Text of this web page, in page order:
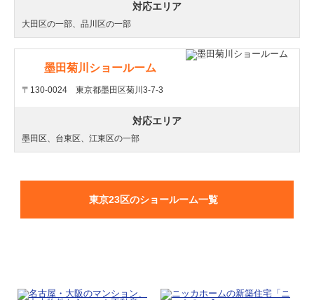
対応エリア
大田区の一部、品川区の一部
墨田菊川ショールーム
〒130-0024 東京都墨田区菊川3-7-3
対応エリア
墨田区、台東区、江東区の一部
東京23区のショールーム一覧